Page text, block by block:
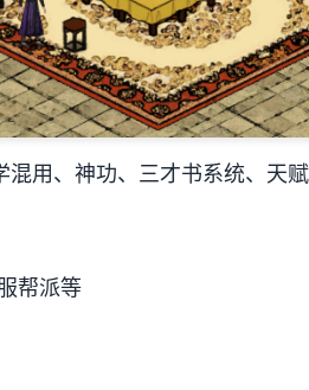
用、神功、三才书系统、天
帮派等